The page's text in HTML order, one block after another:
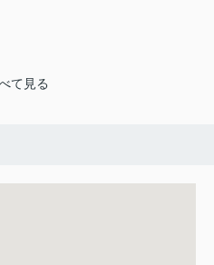
て見る